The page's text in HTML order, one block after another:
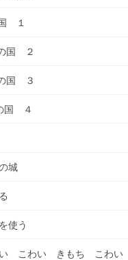
１
国 ２
国 ３
国 ４
城
使う
こわい きもち こわい